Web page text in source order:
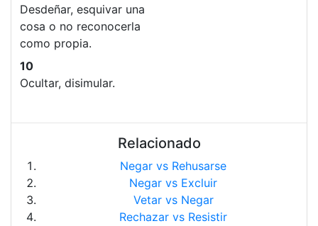
Desdeñar, esquivar una
cosa o no reconocerla
como propia.
10
Ocultar, disimular.
Relacionado
Negar vs Rehusarse
Negar vs Excluir
Vetar vs Negar
Rechazar vs Resistir